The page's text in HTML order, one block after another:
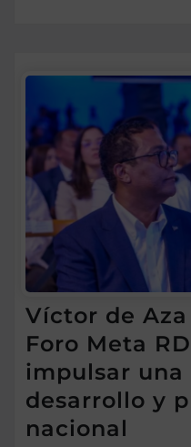
Víctor de
Foro Meta
impulsar una
desarrollo y
nacional